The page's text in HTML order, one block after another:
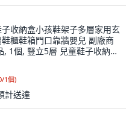
子收納盒小孩鞋架子多層家用玄
櫃鞋箱門口靠牆嬰兒 副廠商
, 1個, 豎立5層 兒童鞋子收納
上牆自己備粘膠哦/可橫放
1個)
計送達